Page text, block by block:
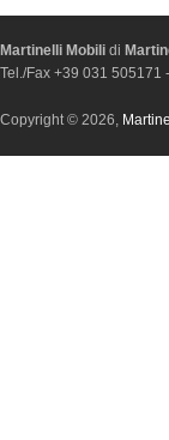
Martinelli Mobili di
Tel./Fax +39 031 505171
Copyright © 2026,